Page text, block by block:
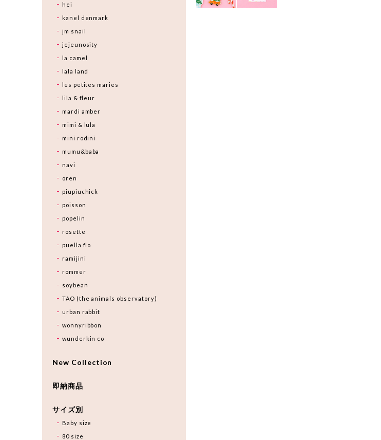
hei
kanel denmark
jm snail
jejeunosity
la camel
lala land
les petites maries
lila & fleur
mardi amber
mimi & lula
mini rodini
mumu&baba
navi
oren
piupiuchick
poisson
popelin
rosette
puella flo
ramijini
rommer
soybean
TAO (the animals observatory)
urban rabbit
wonnyribbon
wunderkin co
New Collection
即納商品
サイズ別
Baby size
80 size